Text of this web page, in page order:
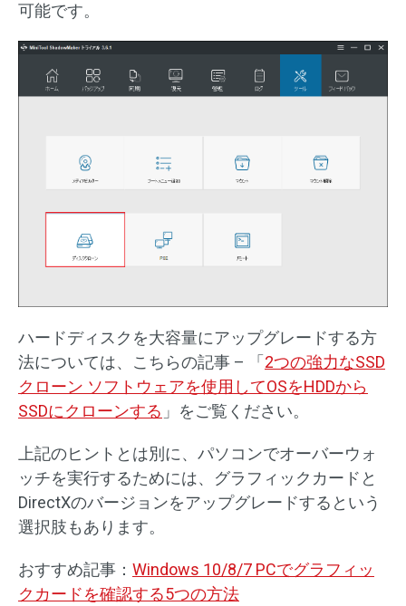
可能です。
ハードディスクを大容量にアップグレードする方
法については、こちらの記事 – 「 2つの強力なSSD
クローン ソフトウェアを使用してOSをHDDから
SSDにクローンする 」をご覧ください。
上記のヒントとは別に、パソコンでオーバーウォ
ッチを実行するためには、グラフィックカードと
DirectXのバージョンをアップグレードするという
選択肢もあります。
おすすめ記事： Windows 10/8/7 PCでグラフィッ
クカードを確認する5つの方法